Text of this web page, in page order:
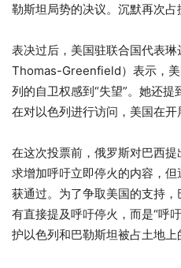
勒斯坦局势的决议。沉默再次占
表决过后，美国驻联合国代表
Thomas-Greenfield）表示，
列的自卫权感到“失望”。她还
在对以色列进行访问，美国在开
在这次投票前，俄罗斯对巴西
求增加呼吁立即停火的内容，
获通过。为了争取美国的支持
有直接提及呼吁停火，而是“呼
护以色列和巴勒斯坦被占土地上